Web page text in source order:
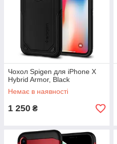
Чохол Spigen для iPhone X
Hybrid Armor, Black
Немає в наявності
1 250 ₴